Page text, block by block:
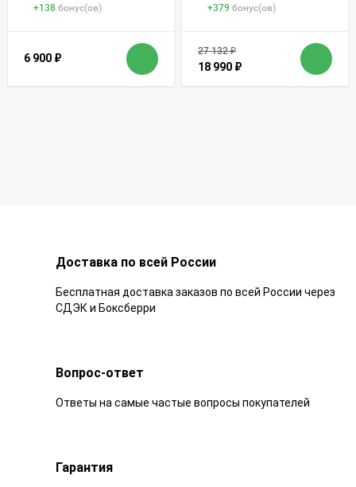
+138 бонус(ов)
6 900 ₽
+379 бонус(ов)
27 132₽
18 990 ₽
Доставка по всей России
Бесплатная доставка заказов по всей России через
СДЭК и Боксберри
Вопрос-ответ
Ответы на самые частые вопросы покупателей
Гарантия